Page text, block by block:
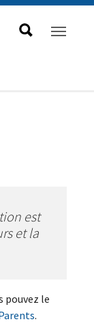
est
et la
pouvez le
.